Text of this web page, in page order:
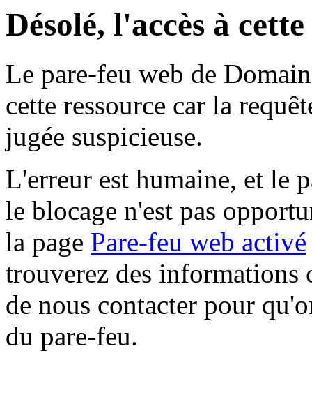
Désolé, l'accès à
Le pare-feu web de
cette ressource car la
jugée suspicieuse.
L'erreur est humaine, et le
le blocage n'est pas
la page Pare-feu web activé
trouverez des informations
de nous contacter pour
du pare-feu.